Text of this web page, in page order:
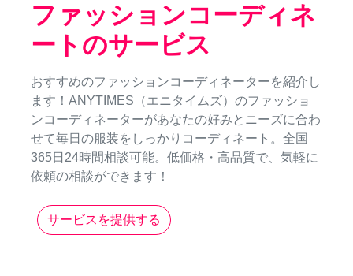
ファッションコーディネ
ートのサービス
おすすめのファッションコーディネーターを紹介し
ます！ANYTIMES（エニタイムズ）のファッショ
ンコーディネーターがあなたの好みとニーズに合わ
せて毎日の服装をしっかりコーディネート。全国
365日24時間相談可能。低価格・高品質で、気軽に
依頼の相談ができます！
サービスを提供する